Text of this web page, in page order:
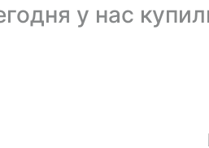
у нас